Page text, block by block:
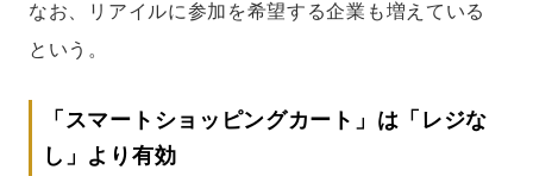
なお、リアイルに参加を希望する企業も増えている
という。
「スマートショッピングカート」は「レジな
し」より有効